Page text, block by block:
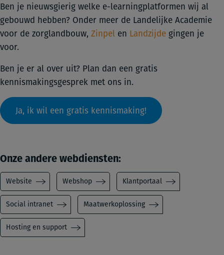
Ben je nieuwsgierig welke e-learningplatformen wij al
gebouwd hebben? Onder meer de Landelijke Academie
voor de zorglandbouw, Zinpel en Landzijde gingen je
voor.
Ben je er al over uit? Plan dan een gratis
kennismakingsgesprek met ons in.
Ja, ik wil een gratis kennismaking!
Onze andere webdiensten:
Website Webshop Klantportaal
Social intranet Maatwerkoplossing
Hosting en support